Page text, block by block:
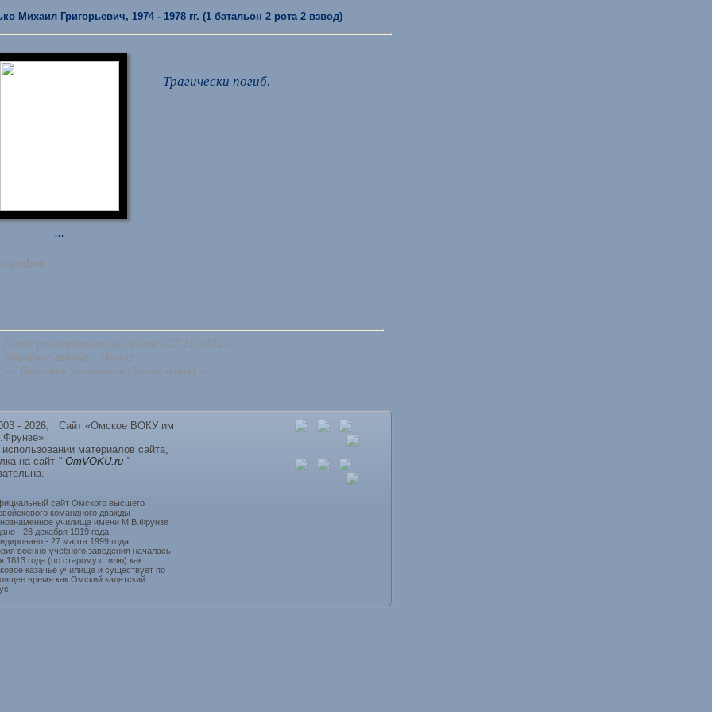
Михаил Григорьевич, 1974 - 1978 гг. (1 батальон 2 рота 2 взвод)
...
Трагически погиб.
Дата регистрации на сайте - 27.11.2022г.
Воинское звание - Майор
«« Выслать уточнения (дополнения) »»
- 2026, Сайт «Омское ВОКУ им
использовании материалов сайта,
на сайт " OmVOKU.ru "
сайт Омского высшего
командного дважды
училища имени М.В.Фрунзе
- 28 декабря 1919 года
- 27 марта 1999 года
военно-учебного заведения началась
1813 года (по старому стилю) как
казачье училище и существует по
время как Омский кадетский